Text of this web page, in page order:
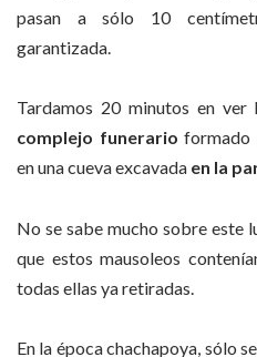
pasan a sólo 10
garantizada.
Tardamos 20 minutos en ver
complejo funerario formado
en una cueva excavada en la
No se sabe mucho sobre este
que estos mausoleos
todas ellas ya retiradas.
En la época chachapoya, sólo